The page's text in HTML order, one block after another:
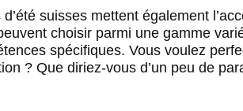
suisses mettent également
choisir parmi une gamme
spécifiques. Vous voulez
? Que diriez-vous d’un peu de